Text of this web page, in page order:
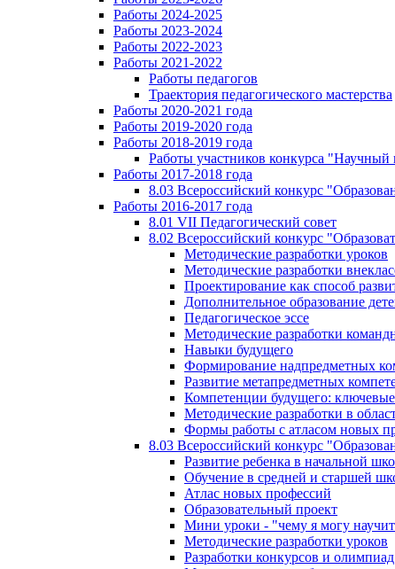
Работы 2024-2025
Работы 2023-2024
Работы 2022-2023
Работы 2021-2022
Работы педагогов
Траектория педагогического мастерства
Работы 2020-2021 года
Работы 2019-2020 года
Работы 2018-2019 года
Работы участников конкурса "Научный
Работы 2017-2018 года
8.03 Всероссийский конкурс
Работы 2016-2017 года
8.01 VII Педагогический совет
8.02 Всероссийский конкурс
Методические разработки уроков
Методические разработки
Проектирование как способ
Дополнительное образование
Педагогическое эссе
Методические разработки
Навыки будущего
Формирование надпредметных
Развитие метапредметных
Компетенции будущего:
Методические разработки в
Формы работы с атласом новых
8.03 Всероссийский конкурс
Развитие ребенка в начальной
Обучение в средней и старшей
Атлас новых профессий
Образовательный проект
Мини уроки - "чему я могу
Методические разработки уроков
Разработки конкурсов и олимпиад